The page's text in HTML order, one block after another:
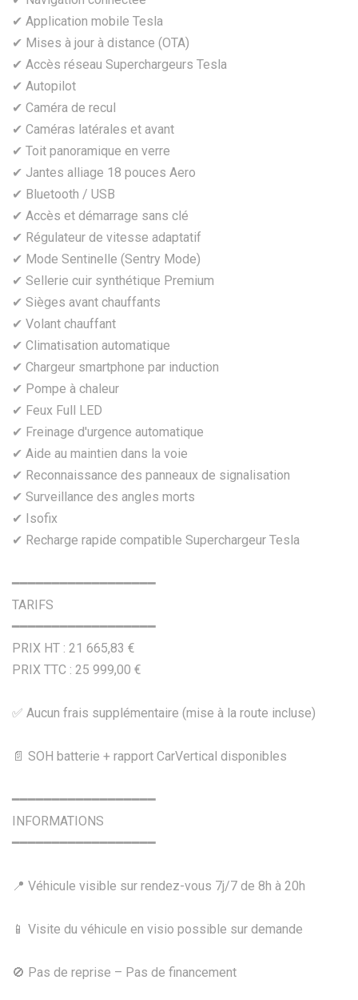
✔ Application mobile Tesla
✔ Mises à jour à distance (OTA)
✔ Accès réseau Superchargeurs Tesla
✔ Autopilot
✔ Caméra de recul
✔ Caméras latérales et avant
✔ Toit panoramique en verre
✔ Jantes alliage 18 pouces Aero
✔ Bluetooth / USB
✔ Accès et démarrage sans clé
✔ Régulateur de vitesse adaptatif
✔ Mode Sentinelle (Sentry Mode)
✔ Sellerie cuir synthétique Premium
✔ Sièges avant chauffants
✔ Volant chauffant
✔ Climatisation automatique
✔ Chargeur smartphone par induction
✔ Pompe à chaleur
✔ Feux Full LED
✔ Freinage d'urgence automatique
✔ Aide au maintien dans la voie
✔ Reconnaissance des panneaux de signalisation
✔ Surveillance des angles morts
✔ Isofix
✔ Recharge rapide compatible Superchargeur Tesla
━━━━━━━━━━━━━━━━━━
TARIFS
━━━━━━━━━━━━━━━━━━
PRIX HT : 21 665,83 €
PRIX TTC : 25 999,00 €
✅ Aucun frais supplémentaire (mise à la route incluse)
📄 SOH batterie + rapport CarVertical disponibles
━━━━━━━━━━━━━━━━━━
INFORMATIONS
━━━━━━━━━━━━━━━━━━
📍 Véhicule visible sur rendez-vous 7j/7 de 8h à 20h
📱 Visite du véhicule en visio possible sur demande
🚫 Pas de reprise – Pas de financement